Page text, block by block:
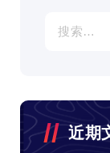
索：
近期